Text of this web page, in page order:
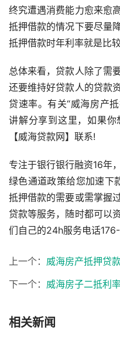
终究遭遇消费能力愈来愈
抵押借款的情况下要尽量
抵押借款时年利率就是比较
总体来看，贷款人除了需
还要维持好贷款人的贷款
贷速率。有关“威海房产
讲解分享到这里，如果
【威海贷款网】联系!
专注于银行银行融资16年
绿色通道政策给您加速下
抵押借款的需要或需掌握
贷款等服务，随时都可以
们自己的24h服务电话
上一个： 威海房产抵押贷
下一个： 威海房子二抵利
相关新闻